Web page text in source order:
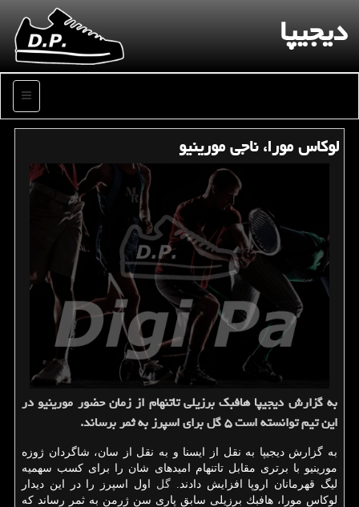
دیجیپا
منو
لوكاس مورا، ناجی مورینیو
به گزارش دیجیپا هافبك برزیلی تاتنهام از زمان حضور مورینیو در
این تیم توانسته است ۵ گل برای اسپرز به ثمر برساند.
به گزارش دیجیپا به نقل از ایسنا و به نقل از سان، شاگردان ژوزه
مورینیو با برتری مقابل تاتنهام امیدهای شان را برای كسب سهمیه
لیگ قهرمانان اروپا افزایش دادند.گل اول اسپرز را در این دیدار
لوكاس مورا، هافبك برزیلی سابق پاری سن ژرمن به ثمر رساند كه